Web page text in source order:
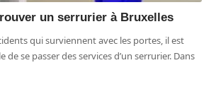
un serrurier à Bruxelles
qui surviennent avec les portes, il est
se passer des services d’un serrurier. Dans